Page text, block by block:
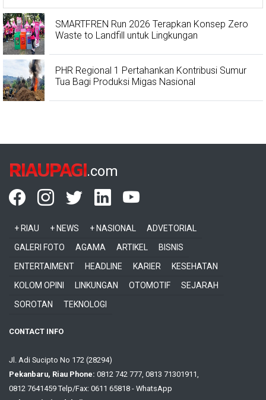
SMARTFREN Run 2026 Terapkan Konsep Zero
Waste to Landfill untuk Lingkungan
PHR Regional 1 Pertahankan Kontribusi Sumur
Tua Bagi Produksi Migas Nasional
RIAUPAGI.com
+ RIAU + NEWS + NASIONAL
ADVETORIAL
GALERI FOTO
AGAMA ARTIKEL
BISNIS
ENTERTAIMENT
HEADLINE KARIER
KESEHATAN
KOLOM OPINI
LINKUNGAN OTOMOTIF
SEJARAH
SOROTAN
TEKNOLOGI
CONTACT INFO
Jl. Adi Sucipto No 172 (28294)
Pekanbaru, Riau Phone: 0812 742 777, 0813 71301911,
0812 7641459 Telp/Fax: 0611 65818 - WhatsApp